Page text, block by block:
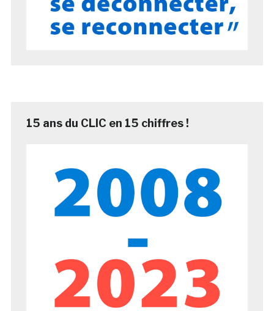
15 ans du CLIC en 15 chiffres !